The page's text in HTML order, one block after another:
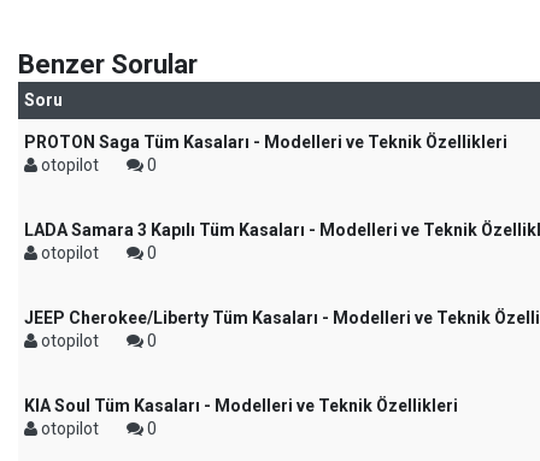
Benzer Sorular
Soru
PROTON Saga Tüm Kasaları - Modelleri ve Teknik Özellikleri
otopilot
0
LADA Samara 3 Kapılı Tüm Kasaları - Modelleri ve Teknik
otopilot
0
JEEP Cherokee/Liberty Tüm Kasaları - Modelleri ve Teknik
otopilot
0
KIA Soul Tüm Kasaları - Modelleri ve Teknik Özellikleri
otopilot
0